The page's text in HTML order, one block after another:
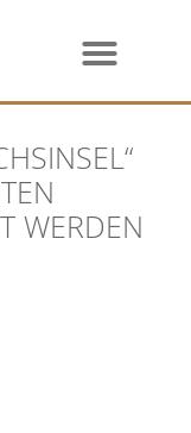
D
V